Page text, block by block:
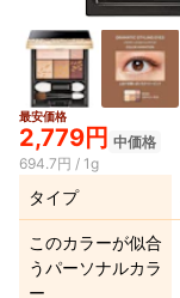
最安価格
2,779円 中価格
694.7円 / 1g
タイプ
このカラーが似合
うパーソナルカラ
ー